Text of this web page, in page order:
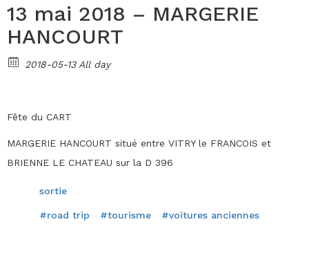
13 mai 2018 – MARGERIE
HANCOURT
2018-05-13 All day
Fête du CART
MARGERIE HANCOURT situé entre VITRY le FRANCOIS et
BRIENNE LE CHATEAU sur la D 396
sortie
#road trip #tourisme #voitures anciennes